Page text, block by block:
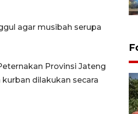
agar musibah serupa
Provinsi Jateng
dilakukan secara